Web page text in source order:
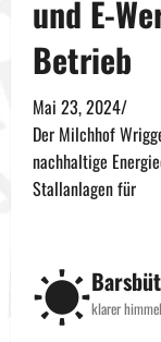
und E-
Betrieb
Mai 23, 2024/
Der Milchhof
nachhaltige
Stallanlagen für
☀️klarer himmel